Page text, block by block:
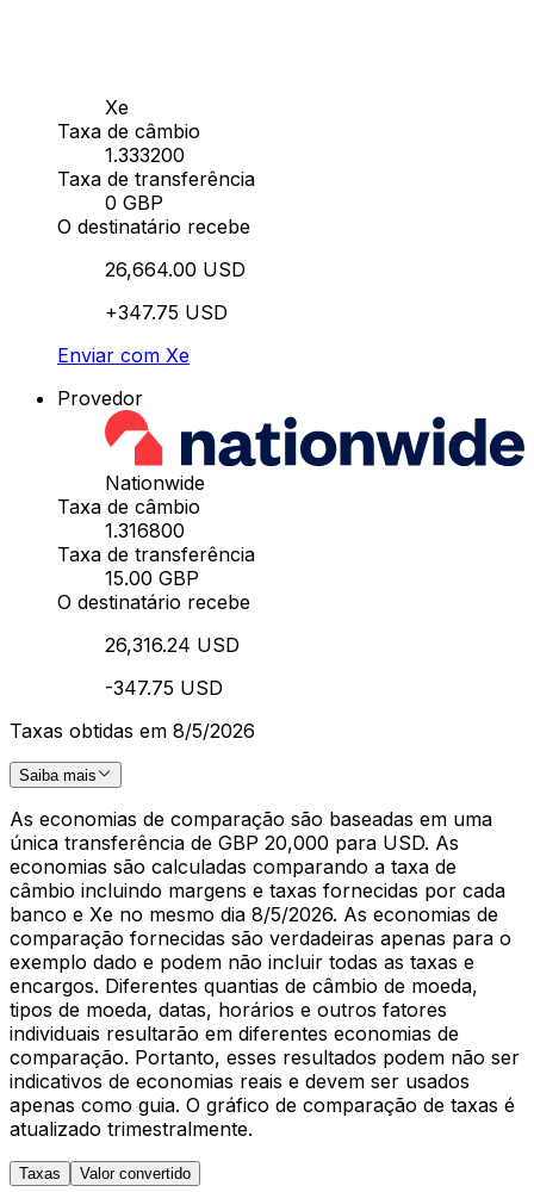
Xe
Taxa de câmbio
1.333200
Taxa de transferência
0 GBP
O destinatário recebe
26,664.00 USD
+347.75 USD
Enviar com Xe
Provedor
Nationwide
Taxa de câmbio
1.316800
Taxa de transferência
15.00 GBP
O destinatário recebe
26,316.24 USD
-347.75 USD
Taxas obtidas em 8/5/2026
Saiba mais
As economias de comparação são baseadas em uma
única transferência de GBP 20,000 para USD. As
economias são calculadas comparando a taxa de
câmbio incluindo margens e taxas fornecidas por cada
banco e Xe no mesmo dia 8/5/2026. As economias de
comparação fornecidas são verdadeiras apenas para o
exemplo dado e podem não incluir todas as taxas e
encargos. Diferentes quantias de câmbio de moeda,
tipos de moeda, datas, horários e outros fatores
individuais resultarão em diferentes economias de
comparação. Portanto, esses resultados podem não ser
indicativos de economias reais e devem ser usados
apenas como guia. O gráfico de comparação de taxas é
atualizado trimestralmente.
Taxas Valor convertido